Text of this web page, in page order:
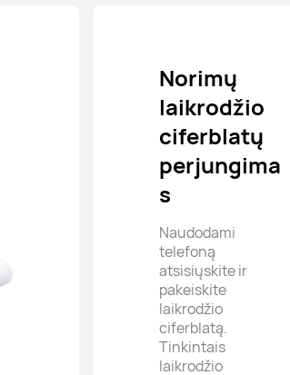
Norimų
laikrodžio
ciferblatų
perjungima
s
Naudodami
telefoną
atsisiųskite ir
pakeiskite
laikrodžio
ciferblatą.
Tinkintais
laikrodžio